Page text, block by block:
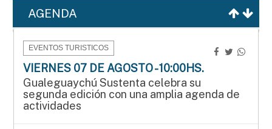
AGENDA
EVENTOS TURISTICOS
VIERNES 07 DE AGOSTO - 10:00HS.
Gualeguaychú Sustenta celebra su
segunda edición con una amplia agenda de
actividades